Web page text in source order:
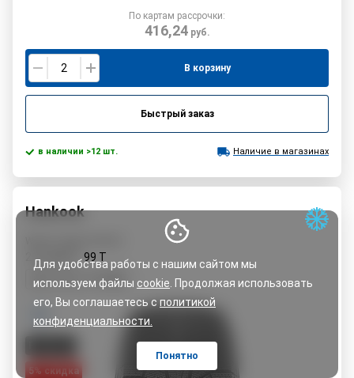
Для удобства работы с нашим сайтом мы
используем файлы cookie . Продолжая использовать
его, Вы соглашаетесь с политикой
конфиденциальности.
Понятно
По картам рассрочки:
416,24руб.
В корзину
Быстрый заказ
в наличии >12 шт. Наличие в магазинах
Hankook
215/65R1799 T
C
E 72 dB
5% cкидка